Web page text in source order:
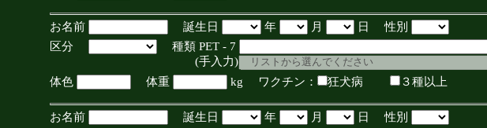
お名前 誕生日 年 月
日 性別
区分
種類 PET - 7
(手入力)
体色
体重 kg ワクチン： 狂犬病 ３種以上
お名前 誕生日 年 月
日 性別